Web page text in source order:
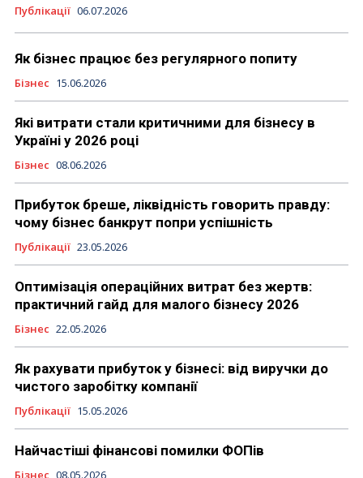
Публікації 06.07.2026
Як бізнес працює без регулярного попиту
Бізнес 15.06.2026
Які витрати стали критичними для бізнесу в
Україні у 2026 році
Бізнес 08.06.2026
Прибуток бреше, ліквідність говорить правду:
чому бізнес банкрут попри успішність
Публікації 23.05.2026
Оптимізація операційних витрат без жертв:
практичний гайд для малого бізнесу 2026
Бізнес 22.05.2026
Як рахувати прибуток у бізнесі: від виручки до
чистого заробітку компанії
Публікації 15.05.2026
Найчастіші фінансові помилки ФОПів
Бізнес 08.05.2026